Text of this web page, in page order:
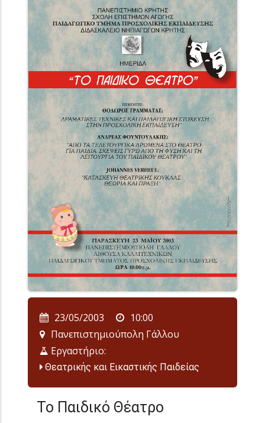
23/05/2003
10:00
Πανεπιστημιούπολη Γάλλου
Εργαστήριο:
Θεατρικής και Εικαστικής Παιδείας
Το Παιδικό Θέατρο